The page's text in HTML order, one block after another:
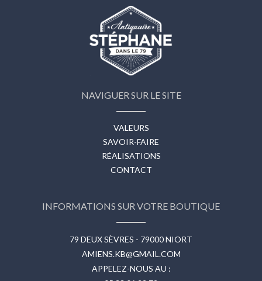
NAVIGUER SUR LE SITE
VALEURS
SAVOIR-FAIRE
RÉALISATIONS
CONTACT
INFORMATIONS SUR VOTRE BOUTIQUE
79 DEUX SÈVRES - 79000 NIORT
AMIENS.KB@GMAIL.COM
APPELEZ-NOUS AU :